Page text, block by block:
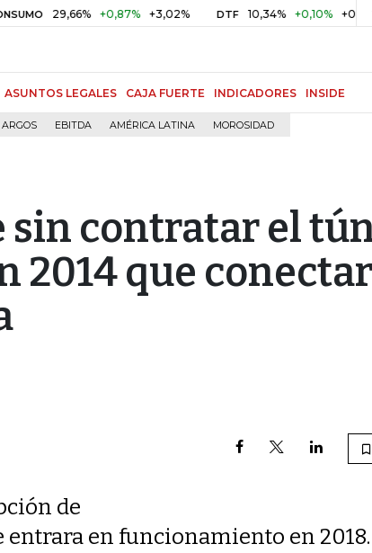
+0,87% +3,02% DTF 10,34% +0,10% +0,98%
ASUNTOS LEGALES CAJA FUERTE INDICADORES INSIDE
EBITDA AMÉRICA LATINA MOROSIDAD
sin contratar el
2014 que
de
entrara en funcionamiento en